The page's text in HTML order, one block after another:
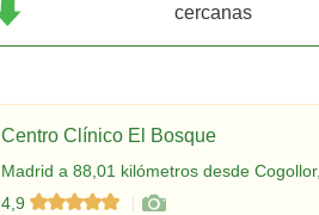
cercanas
Centro Clínico El Bosque
Madrid a 88,01 kilómetros desde
4,9